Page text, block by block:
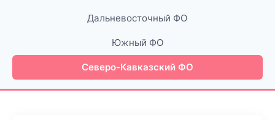
Дальневосточный ФО
Южный ФО
Северо-Кавказский ФО